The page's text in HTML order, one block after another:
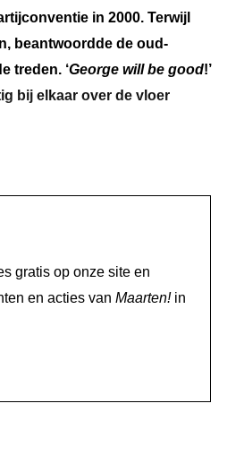
in 2000. Terwijl
beantwoordde de oud-
treden. ‘George will be good!’
bij elkaar over de vloer
gratis op onze site en
en acties van Maarten!in